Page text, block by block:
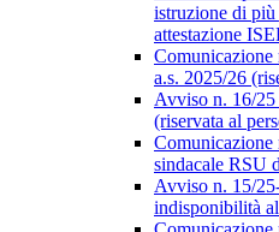
istruzione di
attestazione
a.s. 2025/26
Avviso n. 16/25
(riservata al
Comunicazione
sindacale RSU
Avviso n. 15/
indisponibilità